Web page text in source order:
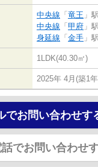
中央線 「 竜王 」
中央線 「 甲府 」
身延線 「 金手 」
1LDK(40.30㎡)
2025年 4月(築1
でお問い合わせす
話でお問い合わせ